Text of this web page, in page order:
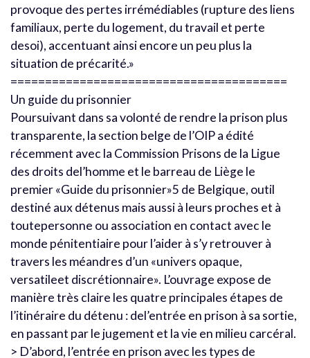
provoque des pertes irrémédiables (rupture des liens
familiaux, perte du logement, du travail et perte
desoi), accentuant ainsi encore un peu plus la
situation de précarité.»
========================================
Un guide du prisonnier
Poursuivant dans sa volonté de rendre la prison plus
transparente, la section belge de l’OIP a édité
récemment avec la Commission Prisons de la Ligue
des droits del’homme et le barreau de Liège le
premier «Guide du prisonnier»5 de Belgique, outil
destiné aux détenus mais aussi à leurs proches et à
toutepersonne ou association en contact avec le
monde pénitentiaire pour l’aider à s’y retrouver à
travers les méandres d’un «univers opaque,
versatileet discrétionnaire». L’ouvrage expose de
manière très claire les quatre principales étapes de
l’itinéraire du détenu : del’entrée en prison à sa sortie,
en passant par le jugement et la vie en milieu carcéral.
> D’abord, l’entrée en prison avec les types de